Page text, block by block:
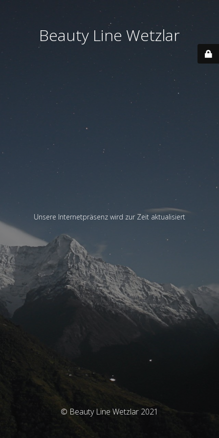
Beauty Line Wetzlar
Unsere Internetpräsenz wird zur Zeit aktualisiert
© Beauty Line Wetzlar 2021